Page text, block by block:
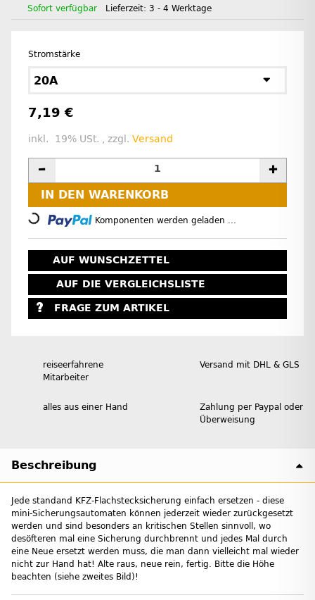
Sofort verfügbar Lieferzeit: 3 - 4 Werktage
Stromstärke
20A
7,19 €
inkl. 19% USt. , zzgl. Versand
IN DEN WARENKORB
Loading... Komponenten werden geladen ...
AUF WUNSCHZETTEL
AUF DIE VERGLEICHSLISTE
FRAGE ZUM ARTIKEL
reiseerfahrene
Mitarbeiter
Versand mit DHL & GLS
alles aus einer Hand
Zahlung per Paypal oder
Überweisung
Beschreibung
Jede standand KFZ-Flachstecksicherung einfach ersetzen - diese
mini-Sicherungsautomaten können jederzeit wieder zurückgesetzt
werden und sind besonders an kritischen Stellen sinnvoll, wo
desöfteren mal eine Sicherung durchbrennt und jedes Mal durch
eine Neue ersetzt werden muss, die man dann vielleicht mal wieder
nicht zur Hand hat! Alte raus, neue rein, fertig. Bitte die Höhe
beachten (siehe zweites Bild)!